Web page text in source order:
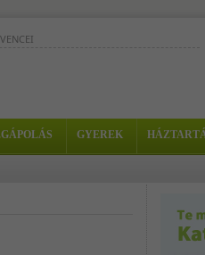
Ez a turmix segíti az
emésztést és serkenti az
anyagcserét. -
megfázásos időszakban. - Hozzávalók: - 2
GYEREK